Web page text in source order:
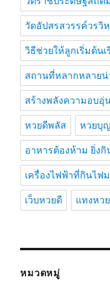
วัดอัปสรสวรรค์วรวิ
วิธีช่วยให้ลูกเริ่มต้น
สถานที่หลากหลายน่
สร้างพลังความอบอุ่
หวยดีพลัส หวยบุ
อาหารต้องห้าม ยิ่งกิ
เครื่องไฟฟ้าที่กินไฟ
เว็บหวยดี แทงหว
หมวดหมู่